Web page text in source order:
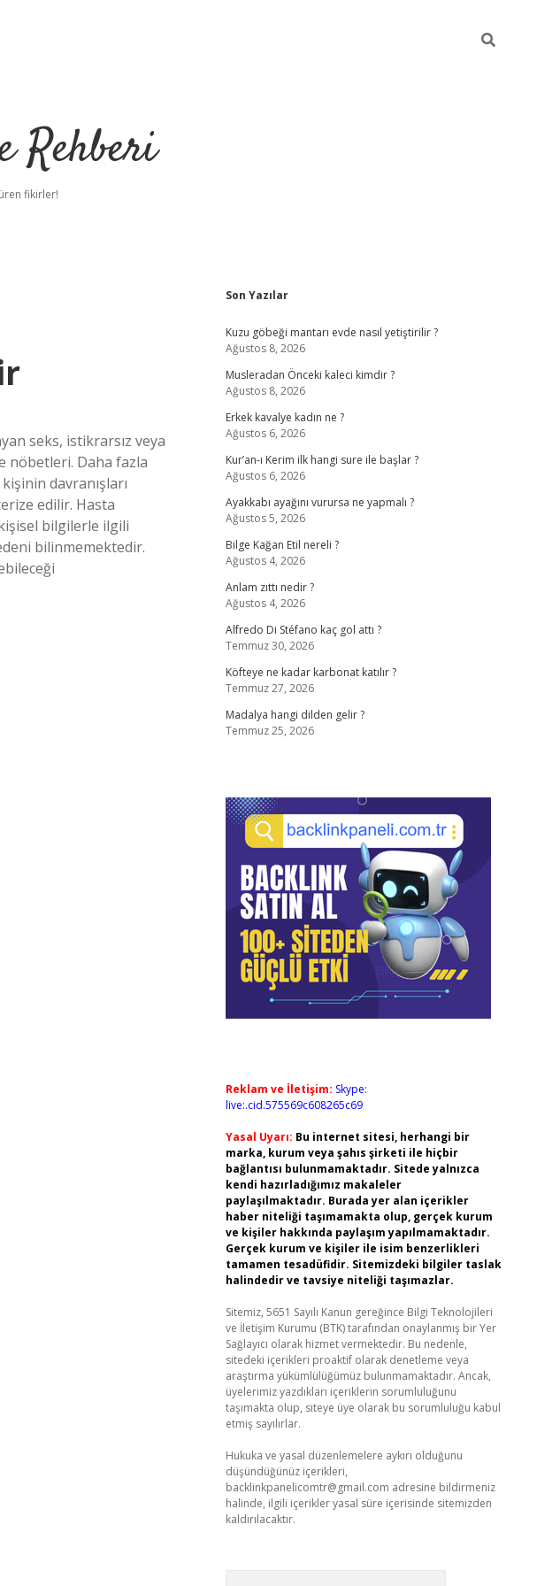
Rehberi
fikirler!
seks, istikrarsız veya
nöbetleri. Daha fazla
davranışları
edilir. Hasta
bilgilerle ilgili
bilinmemektedir.
Sidebar
Son Yazılar
Kuzu göbeği mantarı evde nasıl yetiştirilir ?
Ağustos 8, 2026
Musleradan Önceki kaleci kimdir ?
Ağustos 8, 2026
Erkek kavalye kadın ne ?
Ağustos 6, 2026
Kur’an-ı Kerim ilk hangi sure ile başlar ?
Ağustos 6, 2026
Ayakkabı ayağını vurursa ne yapmalı ?
Ağustos 5, 2026
Bilge Kağan Etil nereli ?
Ağustos 4, 2026
Anlam zıttı nedir ?
Ağustos 4, 2026
Alfredo Di Stéfano kaç gol attı ?
Temmuz 30, 2026
Köfteye ne kadar karbonat katılır ?
Temmuz 27, 2026
Madalya hangi dilden gelir ?
Temmuz 25, 2026
Reklam ve İletişim: Skype:
live:.cid.575569c608265c69
Yasal Uyarı: Bu internet sitesi, herhangi bir
marka, kurum veya şahıs şirketi ile hiçbir
bağlantısı bulunmamaktadır. Sitede yalnızca
kendi hazırladığımız makaleler
paylaşılmaktadır. Burada yer alan içerikler
haber niteliği taşımamakta olup, gerçek kurum
ve kişiler hakkında paylaşım yapılmamaktadır.
Gerçek kurum ve kişiler ile isim benzerlikleri
tamamen tesadüfidir. Sitemizdeki bilgiler taslak
halindedir ve tavsiye niteliği taşımazlar.
Sitemiz, 5651 Sayılı Kanun gereğince Bilgi Teknolojileri
ve İletişim Kurumu (BTK) tarafından onaylanmış bir Yer
Sağlayıcı olarak hizmet vermektedir. Bu nedenle,
sitedeki içerikleri proaktif olarak denetleme veya
araştırma yükümlülüğümüz bulunmamaktadır. Ancak,
üyelerimiz yazdıkları içeriklerin sorumluluğunu
taşımakta olup, siteye üye olarak bu sorumluluğu kabul
etmiş sayılırlar.
Hukuka ve yasal düzenlemelere aykırı olduğunu
düşündüğünüz içerikleri,
backlinkpanelicomtr@gmail.com adresine bildirmeniz
halinde, ilgili içerikler yasal süre içerisinde sitemizden
kaldırılacaktır.
ilbet mobil girişpiabellacasino